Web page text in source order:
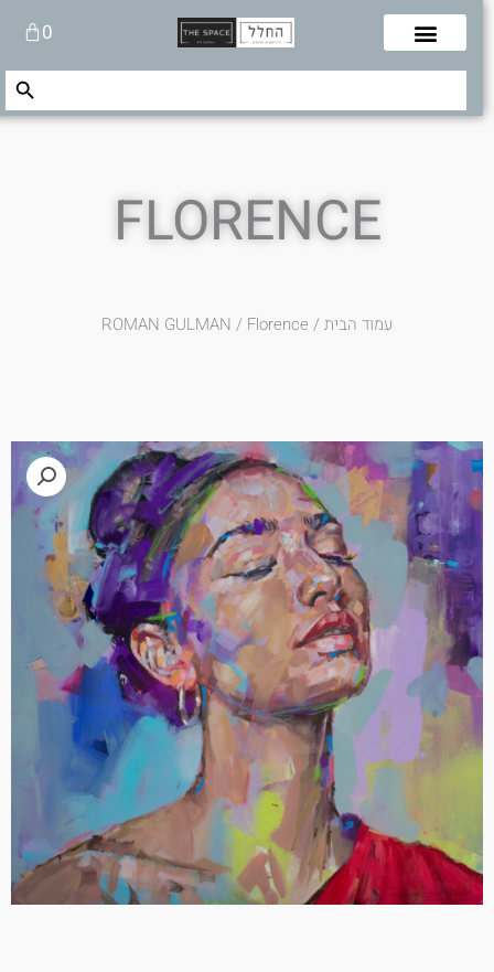
0עגלת
קניות
Search
Search Button
FLORENCE
עמוד הבית/
ROMAN GULMAN/ Florence